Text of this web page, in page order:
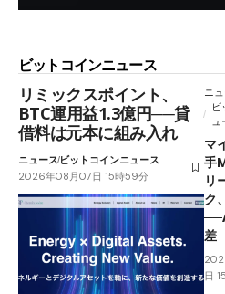
ビットコインニュース
リミックスポイント、
BTC運用益1.3億円──貸
借料は元本に組み入れ
ニュースビットコインニュース
2026年08月07日 15時59分
ニ
ビ
ュ
マ
手
リ
ク
差
日